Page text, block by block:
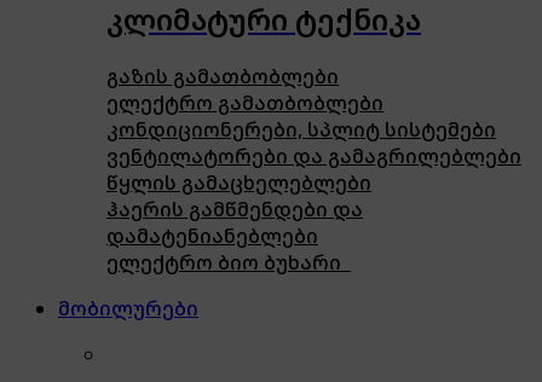
კლიმატური ტექნიკა
გაზის გამათბობლები
ელექტრო გამათბობლები
კონდიციონერები, სპლიტ სისტემები
ვენტილატორები და გამაგრილებლები
წყლის გამაცხელებლები
ჰაერის გამწმენდები და
დამატენიანებლები
ელექტრო ბიო ბუხარი
მობილურები